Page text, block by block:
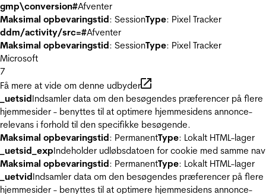
gmp\conversion#Afventer
Maksimal opbevaringstid: SessionType: Pixel Tracker
ddm/activity/src=#Afventer
Maksimal opbevaringstid: SessionType: Pixel Tracker
Microsoft
7
Få mere at vide om denne udbyder
_uetsidIndsamler data om den besøgendes præferencer på flere
hjemmesider - benyttes til at optimere hjemmesidens annonce-
relevans i forhold til den specifikke besøgende.
Maksimal opbevaringstid: PermanentType: Lokalt HTML-lager
_uetsid_expIndeholder udløbsdatoen for cookie med samme
Maksimal opbevaringstid: PermanentType: Lokalt HTML-lager
_uetvidIndsamler data om den besøgendes præferencer på flere
hjemmesider - benyttes til at optimere hjemmesidens annonce-